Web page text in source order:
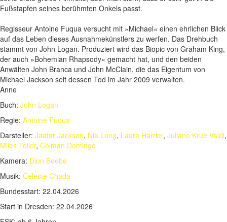
Fußstapfen seines berühmten Onkels passt.
Regisseur Antoine Fuqua versucht mit »Michael« einen ehrlichen Blick
auf das Leben dieses Ausnahmekünstlers zu werfen. Das Drehbuch
stammt von John Logan. Produziert wird das Biopic von Graham King,
der auch »Bohemian Rhapsody« gemacht hat, und den beiden
Anwälten John Branca und John McClain, die das Eigentum von
Michael Jackson seit dessen Tod im Jahr 2009 verwalten.
Anne
Buch: John Logan
Regie: Antoine Fuqua
Darsteller: Jaafar Jackson, Nia Long, Laura Harrier, Juliano Krue Valdi,
Miles Teller, Colman Domingo
Kamera: Dion Beebe
Musik: Celeste Chada
Bundesstart: 22.04.2026
Start in Dresden: 22.04.2026